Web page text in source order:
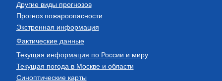
Другие виды прогнозов
Прогноз пожароопасности
Экстренная информация
Фактические данные
Текущая информация по России и миру
Текущая погода в Москве и области
Синоптические карты